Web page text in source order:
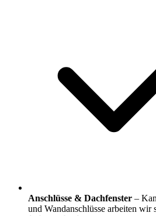
Anschlüsse & Dachfenster –
und Wandanschlüsse arbeiten wir